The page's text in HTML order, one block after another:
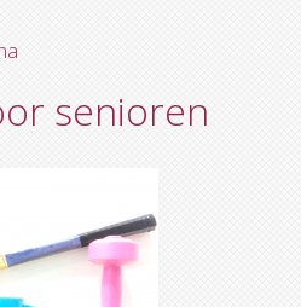
senioren